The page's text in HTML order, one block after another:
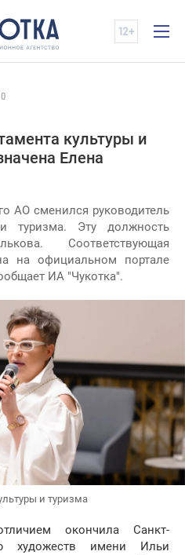
культуры и
Елена
АО сменился руководитель
туризма. Эту должность
Соответствующая
на официальном портале
ИА "Чукотка".
и туризма
окончила Санкт-
художеств имени Ильи